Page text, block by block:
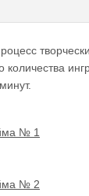
№ 1
№ 2